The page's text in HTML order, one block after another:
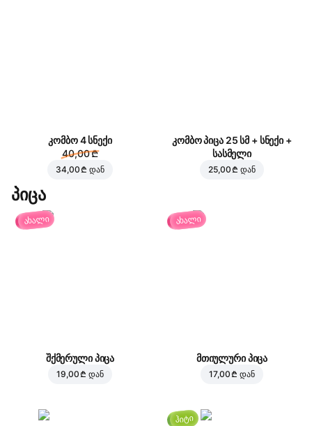
კომბო 4 სნექი
40,00 ₾
34,00 ₾ დან
კომბო პიცა 25 სმ + სნექი +
სასმელი
25,00 ₾ დან
პიცა
ახალი
შქმერული პიცა
19,00 ₾ დან
ახალი
მთიულური პიცა
17,00 ₾ დან
ჰიტი